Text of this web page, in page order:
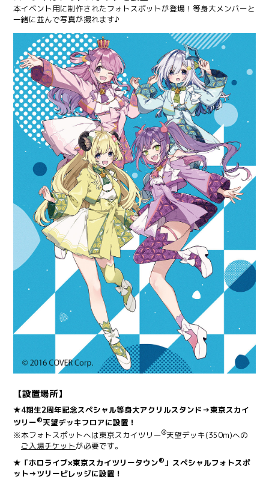
本イベント用に制作されたフォトスポットが登場！等身大メンバーと
一緒に並んで写真が撮れます♪
【設置場所】
★4期生2周年記念スペシャル等身大アクリルスタンド→東京スカイ
ツリー®天望デッキフロアに設置！
※本フォトスポットへは東京スカイツリー®天望デッキ(350m)への
ご入場チケットが必要です。
★「ホロライブ×東京スカイツリータウン®」スペシャルフォトスポ
ット→ツリービレッジに設置！